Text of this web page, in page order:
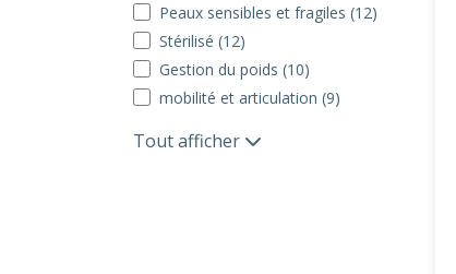
Peaux sensibles et fragiles (12)
Stérilisé (12)
Gestion du poids (10)
mobilité et articulation (9)
Tout afficher